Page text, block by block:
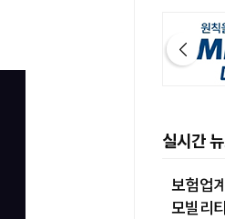
실시간
보험업
모빌리